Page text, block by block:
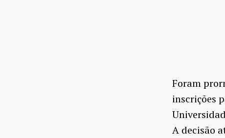
Foram
inscrições
A decisão